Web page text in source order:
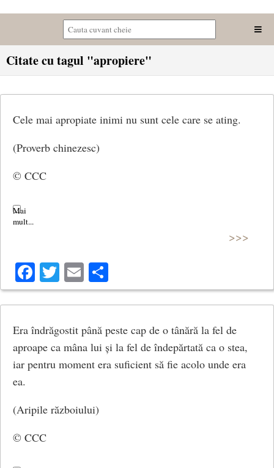
Citate cu tagul "apropiere"
Cele mai apropiate inimi nu sunt cele care se ating.
(Proverb chinezesc)
© CCC
>>>
Facebook
Twitter
Email
Era îndrăgostit până peste cap de o tânără la fel de
aproape ca mâna lui și la fel de îndepărtată ca o stea,
iar pentru moment era suficient să fie acolo unde era
ea.
(Aripile războiului)
© CCC